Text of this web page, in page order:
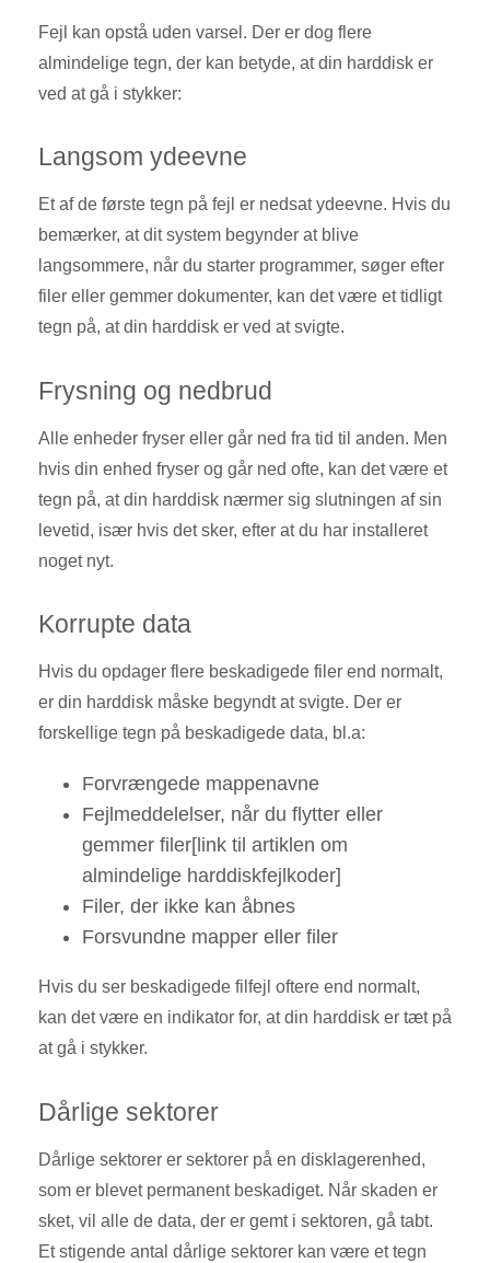
Fejl kan opstå uden varsel. Der er dog flere
almindelige tegn, der kan betyde, at din harddisk er
ved at gå i stykker:
Langsom ydeevne
Et af de første tegn på fejl er nedsat ydeevne. Hvis du
bemærker, at dit system begynder at blive
langsommere, når du starter programmer, søger efter
filer eller gemmer dokumenter, kan det være et tidligt
tegn på, at din harddisk er ved at svigte.
Frysning og nedbrud
Alle enheder fryser eller går ned fra tid til anden. Men
hvis din enhed fryser og går ned ofte, kan det være et
tegn på, at din harddisk nærmer sig slutningen af sin
levetid, især hvis det sker, efter at du har installeret
noget nyt.
Korrupte data
Hvis du opdager flere beskadigede filer end normalt,
er din harddisk måske begyndt at svigte. Der er
forskellige tegn på beskadigede data, bl.a:
Forvrængede mappenavne
Fejlmeddelelser, når du flytter eller
gemmer filer[link til artiklen om
almindelige harddiskfejlkoder]
Filer, der ikke kan åbnes
Forsvundne mapper eller filer
Hvis du ser beskadigede filfejl oftere end normalt,
kan det være en indikator for, at din harddisk er tæt på
at gå i stykker.
Dårlige sektorer
Dårlige sektorer er sektorer på en disklagerenhed,
som er blevet permanent beskadiget. Når skaden er
sket, vil alle de data, der er gemt i sektoren, gå tabt.
Et stigende antal dårlige sektorer kan være et tegn